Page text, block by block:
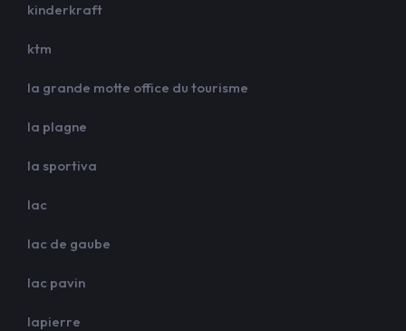
kinderkraft
ktm
la grande motte office du tourisme
la plagne
la sportiva
lac
lac de gaube
lac pavin
lapierre